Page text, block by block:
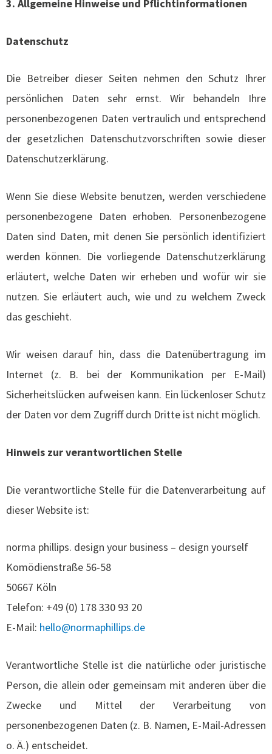
3. Allgemeine Hinweise und Pflichtinformationen
Datenschutz
Die Betreiber dieser Seiten nehmen den Schutz Ihrer
persönlichen Daten sehr ernst. Wir behandeln Ihre
personenbezogenen Daten vertraulich und entsprechend
der gesetzlichen Datenschutzvorschriften sowie dieser
Datenschutzerklärung.
Wenn Sie diese Website benutzen, werden verschiedene
personenbezogene Daten erhoben. Personenbezogene
Daten sind Daten, mit denen Sie persönlich identifiziert
werden können. Die vorliegende Datenschutzerklärung
erläutert, welche Daten wir erheben und wofür wir sie
nutzen. Sie erläutert auch, wie und zu welchem Zweck
das geschieht.
Wir weisen darauf hin, dass die Datenübertragung im
Internet (z. B. bei der Kommunikation per E-Mail)
Sicherheitslücken aufweisen kann. Ein lückenloser Schutz
der Daten vor dem Zugriff durch Dritte ist nicht möglich.
Hinweis zur verantwortlichen Stelle
Die verantwortliche Stelle für die Datenverarbeitung auf
dieser Website ist:
norma phillips. design your business – design yourself
Komödienstraße 56-58
50667 Köln
Telefon: +49 (0) 178 330 93 20
E-Mail: hello@normaphillips.de
Verantwortliche Stelle ist die natürliche oder juristische
Person, die allein oder gemeinsam mit anderen über die
Zwecke und Mittel der Verarbeitung von
personenbezogenen Daten (z. B. Namen, E-Mail-Adressen
o. Ä.) entscheidet.